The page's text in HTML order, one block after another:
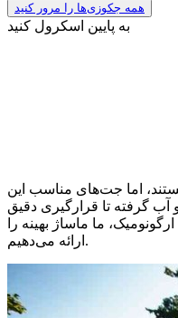
همه جکوزی‌ها را مرور کنید
به پایین اسکرول کنید
اما جت‌های مناسب این
آب گرفته تا قرارگیری دقیق
ما ماساژ بهینه را
ارائه می‌دهیم.